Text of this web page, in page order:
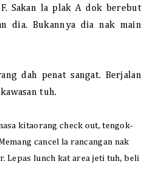
Sakan la plak A dok berebut
dia. Bukannya dia nak main
dah penat sangat. Berjalan
tuh.
kitaorang check out, tengok-
cancel la rancangan nak
Lepas lunch kat area jeti tuh, beli